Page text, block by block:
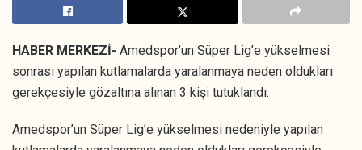
HABER MERKEZİ- Amedspor’un Süper Lig’e yükselmesi
sonrası yapılan kutlamalarda yaralanmaya neden oldukları
gerekçesiyle gözaltına alınan 3 kişi tutuklandı.
Amedspor’un Süper Lig’e yükselmesi nedeniyle yapılan